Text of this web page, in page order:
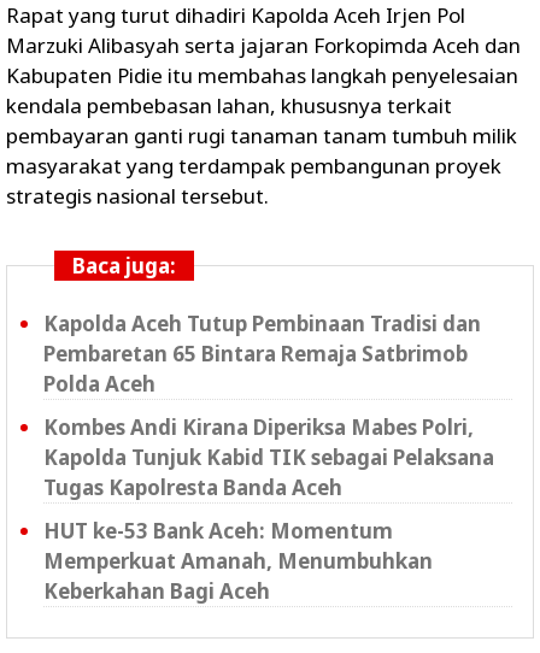
Rapat yang turut dihadiri Kapolda Aceh Irjen Pol
Marzuki Alibasyah serta jajaran Forkopimda Aceh dan
Kabupaten Pidie itu membahas langkah penyelesaian
kendala pembebasan lahan, khususnya terkait
pembayaran ganti rugi tanaman tanam tumbuh milik
masyarakat yang terdampak pembangunan proyek
strategis nasional tersebut.
Baca juga:
Kapolda Aceh Tutup Pembinaan Tradisi dan
Pembaretan 65 Bintara Remaja Satbrimob
Polda Aceh
Kombes Andi Kirana Diperiksa Mabes Polri,
Kapolda Tunjuk Kabid TIK sebagai Pelaksana
Tugas Kapolresta Banda Aceh
HUT ke-53 Bank Aceh: Momentum
Memperkuat Amanah, Menumbuhkan
Keberkahan Bagi Aceh